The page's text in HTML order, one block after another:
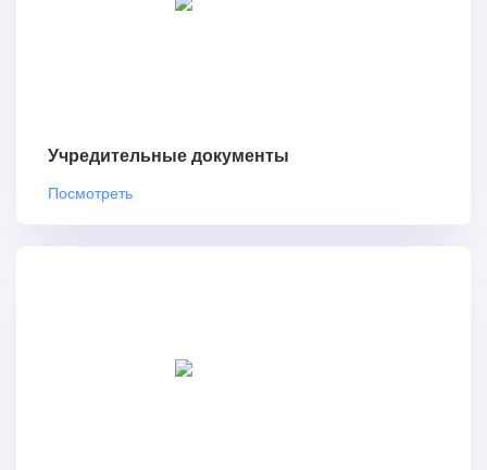
Учредительные документы
Посмотреть